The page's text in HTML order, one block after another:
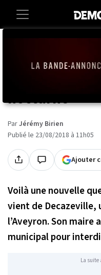
Aveyron :
pratique de
nocturne
ParJérémy Birien
Publié le 23/08/2018 à 11h05
Ajouter
Voilà une nouvelle
vient de Decazeville,
l’Aveyron. Son
municipal pour
La